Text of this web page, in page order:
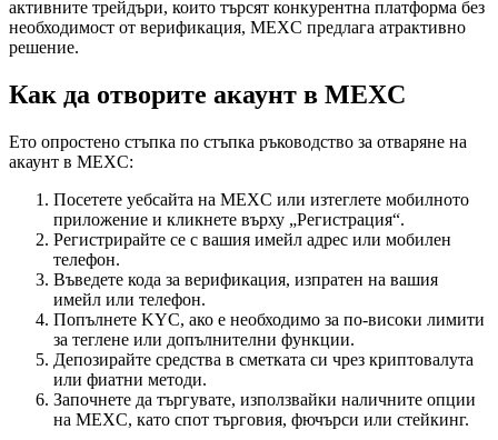
активните трейдъри, които търсят конкурентна платформа без
необходимост от верификация, MEXC предлага атрактивно
решение.
Как да отворите акаунт в MEXC
Ето опростено стъпка по стъпка ръководство за отваряне на
акаунт в MEXC:
Посетете уебсайта на MEXC или изтеглете мобилното
приложение и кликнете върху „Регистрация“.
Регистрирайте се с вашия имейл адрес или мобилен
телефон.
Въведете кода за верификация, изпратен на вашия
имейл или телефон.
Попълнете KYC, ако е необходимо за по-високи лимити
за теглене или допълнителни функции.
Депозирайте средства в сметката си чрез криптовалута
или фиатни методи.
Започнете да търгувате, използвайки наличните опции
на MEXC, като спот търговия, фючърси или стейкинг.